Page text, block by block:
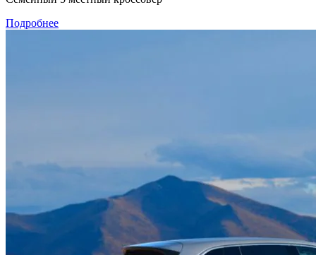
Подробнее